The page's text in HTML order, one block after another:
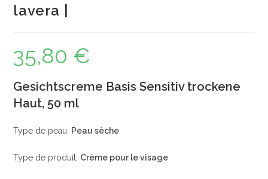
lavera |
35,80 €
Gesichtscreme Basis Sensitiv trockene
Haut, 50 ml
Type de peau: Peau sèche
Type de produit: Crème pour le visage